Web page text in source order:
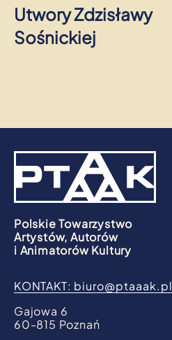
Utwory Zdzisławy
Sośnickiej
Polskie Towarzystwo
Artystów, Autorów
i Animatorów Kultury
KONTAKT: biuro@ptaaak.pl
Gajowa 6
60-815 Poznań